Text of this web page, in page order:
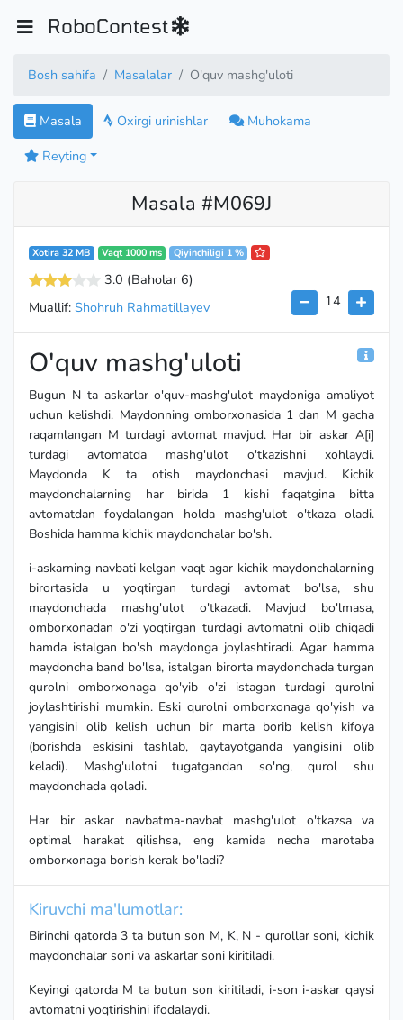
RoboContest
Bosh sahifa Masalalar O'quv mashg'uloti
Masala Oxirgi urinishlar
Muhokama
Reyting
Masala #M069J
Xotira 32 MB Vaqt 1000 ms Qiyinchiligi 1 %
3.0 (Baholar 6)
14
Muallif: Shohruh Rahmatillayev
O'quv mashg'uloti
Bugun N ta askarlar o'quv-mashg'ulot maydoniga amaliyot
uchun kelishdi. Maydonning omborxonasida 1 dan M gacha
raqamlangan M turdagi avtomat mavjud. Har bir askar A[i]
turdagi avtomatda mashg'ulot o'tkazishni xohlaydi.
Maydonda K ta otish maydonchasi mavjud. Kichik
maydonchalarning har birida 1 kishi faqatgina bitta
avtomatdan foydalangan holda mashg'ulot o'tkaza oladi.
Boshida hamma kichik maydonchalar bo'sh.
i-askarning navbati kelgan vaqt agar kichik maydonchalarning
birortasida u yoqtirgan turdagi avtomat bo'lsa, shu
maydonchada mashg'ulot o'tkazadi. Mavjud bo'lmasa,
omborxonadan o'zi yoqtirgan turdagi avtomatni olib chiqadi
hamda istalgan bo'sh maydonga joylashtiradi. Agar hamma
maydoncha band bo'lsa, istalgan birorta maydonchada turgan
qurolni omborxonaga qo'yib o'zi istagan turdagi qurolni
joylashtirishi mumkin. Eski qurolni omborxonaga qo'yish va
yangisini olib kelish uchun bir marta borib kelish kifoya
(borishda eskisini tashlab, qaytayotganda yangisini olib
keladi). Mashg'ulotni tugatgandan so'ng, qurol shu
maydonchada qoladi.
Har bir askar navbatma-navbat mashg'ulot o'tkazsa va
optimal harakat qilishsa, eng kamida necha marotaba
omborxonaga borish kerak bo'ladi?
Kiruvchi ma'lumotlar:
Birinchi qatorda 3 ta butun son M, K, N - qurollar soni, kichik
maydonchalar soni va askarlar soni kiritiladi.
Keyingi qatorda M ta butun son kiritiladi, i-son i-askar qaysi
avtomatni yoqtirishini ifodalaydi.